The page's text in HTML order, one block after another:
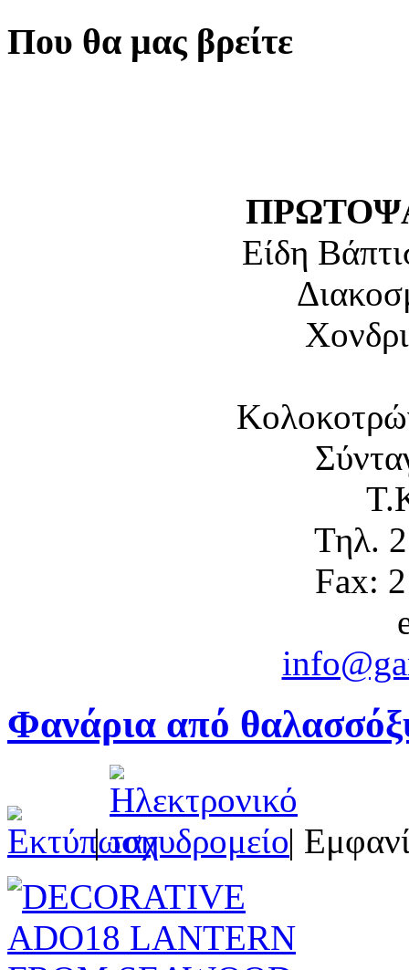
Που θα μας βρείτε
Είδη
Τηλ.
Fax:
Φανάρια από
| |